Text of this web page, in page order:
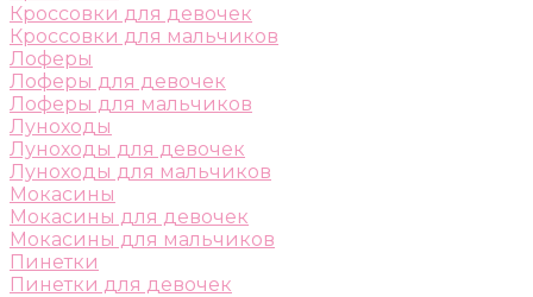
Кроссовки для девочек
Кроссовки для мальчиков
Лоферы
Лоферы для девочек
Лоферы для мальчиков
Луноходы
Луноходы для девочек
Луноходы для мальчиков
Мокасины
Мокасины для девочек
Мокасины для мальчиков
Пинетки
Пинетки для девочек